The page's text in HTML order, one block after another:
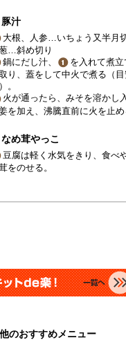
豚汁
大根、人参…いちょう又半月
…斜め切り
鍋にだし汁、
を入れて煮
り、蓋をして中火で煮る（
。
火が通ったら、みそを溶かし
を加え、沸騰直前に火を止
なめ茸やっこ
豆腐は軽く水気をきり、食べ
をのせる。
のおすすめメニュー